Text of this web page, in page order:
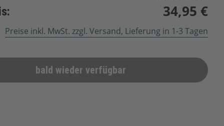
34,95 €
Preise inkl. MwSt. zzgl. Versand, Lieferung in 1-3 Tagen
bald wieder verfügbar